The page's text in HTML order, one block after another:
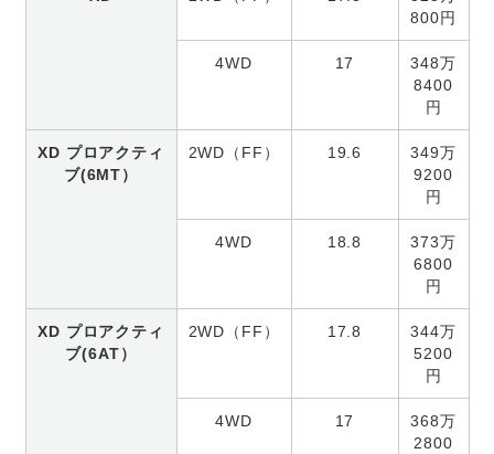
800円
4WD 17
348万
8400
円
XD プロアクティ
ブ(6MT）
2WD（FF） 19.6
349万
9200
円
4WD 18.8
373万
6800
円
XD プロアクティ
ブ(6AT）
2WD（FF） 17.8
344万
5200
円
4WD 17
368万
2800